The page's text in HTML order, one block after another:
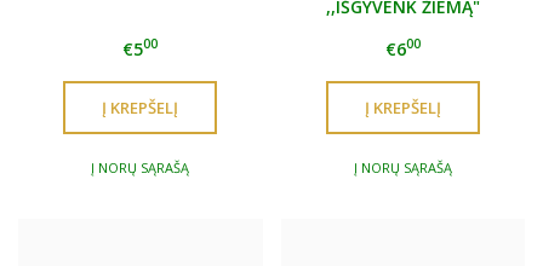
€500
Į NORŲ SĄRAŠĄ
,,IŠGYVENK ŽIEMĄ"
€600
Į NORŲ SĄRAŠĄ